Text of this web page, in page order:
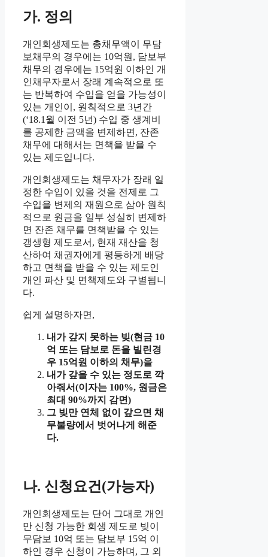
가. 정의
개인회생제도는 총채무액이 무담
보채무의 경우에는 10억원, 담보부
채무의 경우에는 15억원 이하인 개
인채무자로서 장래 계속적으로 또
는 반복하여 수입을 얻을 가능성이
있는 개인이, 원칙적으로 3년간
(‘18.1월 이전 5년) 수입 중 생계비
를 공제한 금액을 변제하면, 잔존
채무에 대해서는 면책을 받을 수
있는 제도입니다.
개인회생제도는 채무자가 장래 일
정한 수입이 있을 것을 전제로 그
수입을 변제의 재원으로 삼아 원칙
적으로 원금을 일부 성실히 변제하
면 잔존 채무를 면책받을 수 있는
갱생형 제도로서, 현재 재산을 청
산하여 채권자에게 평등하게 배당
하고 면책을 받을 수 있는 제도인
개인 파산 및 면책제도와 구별됩니
다.
쉽게 설명하자면,
내가 갚지 못하는 빚(현금 10
억 또는 담보로 돈을 빌린경
우 15억원 이하의 채무)을
내가 갚을 수 있는 정도로 깍
아줘서(이자는 100%, 원금은
최대 90%까지 감면)
그 빚만 연체 없이 갚으면 채
무불량에서 벗어나게 해준
다.
나. 신청요건(가능자)
개인회생제도는 단어 그대로 개인
만 신청 가능한 회생 제도로 빚이
무담보 10억 또는 담보부 15억 이
하인 경우 신청이 가능하며, 그 외